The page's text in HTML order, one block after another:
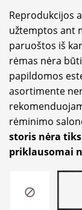
Reprodukcijos
užtemptos ant
paruoštos iš
rėmas nėra
papildomos
asortimente
rėminimo
storis nėra
priklausomai